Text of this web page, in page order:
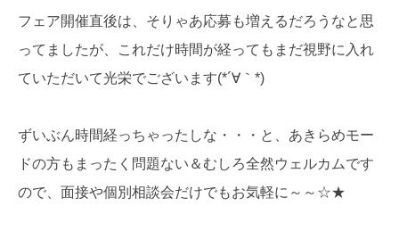
フェア開催直後は、そりゃあ応募も増えるだろうなと思
ってましたが、これだけ時間が経ってもまだ視野に入れ
ていただいて光栄でございます(*´∀｀*)
ずいぶん時間経っちゃったしな・・・と、あきらめモー
ドの方もまったく問題ない＆むしろ全然ウェルカムです
ので、面接や個別相談会だけでもお気軽に～～☆★